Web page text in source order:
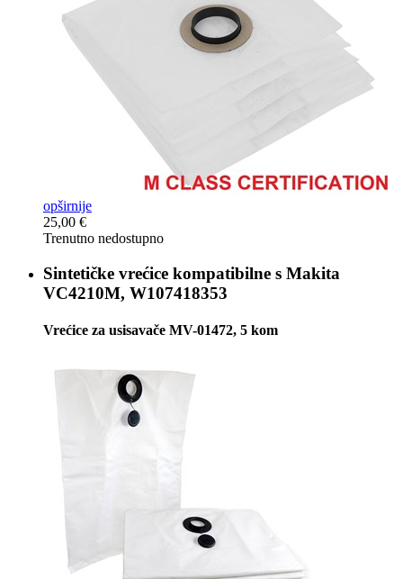
opširnije
25,00 €
Trenutno nedostupno
Sintetičke vrećice kompatibilne s Makita
VC4210M, W107418353
Vrećice za usisavače MV-01472, 5 kom